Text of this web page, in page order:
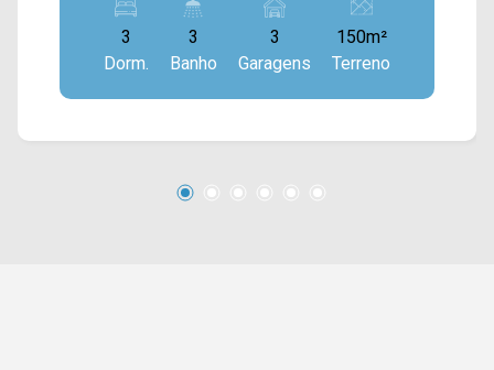
externa Hall de iluminação Sala de vídeo 2
quartos com sacada 1 banheiro social 1 lavabo
1 Suíte Master com sacada, closet e suíte com
banheira Portas balcão de madeira nobre 1
churrasqueira, fogão a lenha, forno a lenha e
caixas d`água de 1000 litros Casa com ar
3
Dorm.
3
Banho
3
Garagens
150m²
Terreno